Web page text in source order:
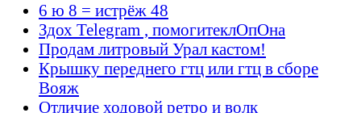
6 ю 8 = истрёж 48
Здох Telegram , помогитеклОпОна
Продам литровый Урал кастом!
Крышку переднего гтц или гтц в сборе
Вояж
Отличие ходовой ретро и волк